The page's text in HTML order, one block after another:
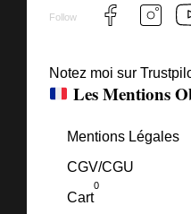
Follow
Notez moi sur
Les Mentions
Mentions Légales
CGV/CGU
Cart
0